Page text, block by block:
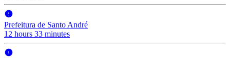
Prefeitura de Santo André
12 hours 33 minutes